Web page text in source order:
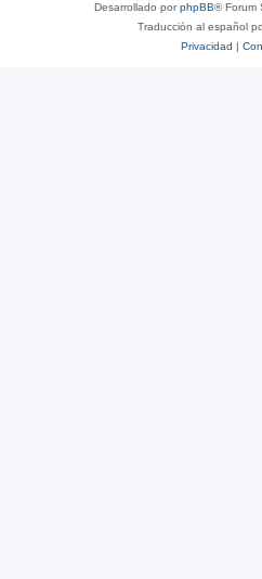
Desarrollado porphpBB® Forum
Traducción al español
Privacidad |